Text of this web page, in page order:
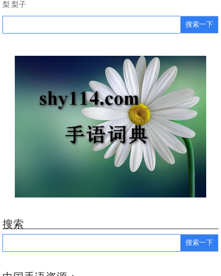
梨 梨子
Search
搜索
Search